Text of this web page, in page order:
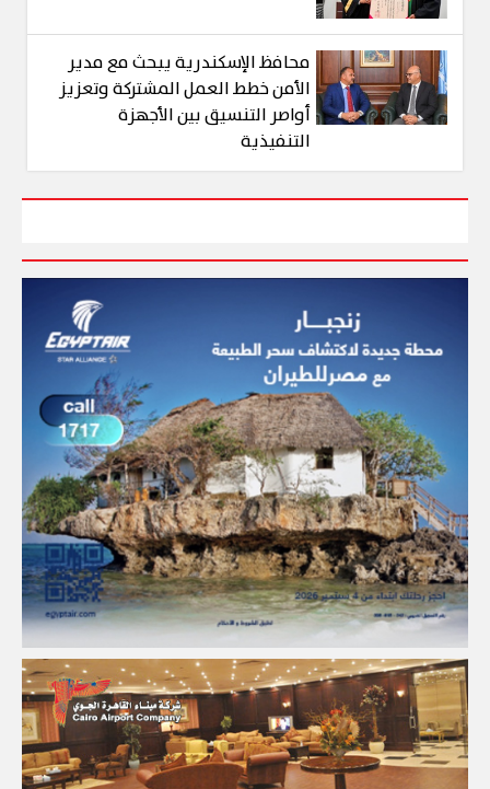
محافظ الإسكندرية يبحث مع مدير
الأمن خطط العمل المشتركة وتعزيز
أواصر التنسيق بين الأجهزة
التنفيذية